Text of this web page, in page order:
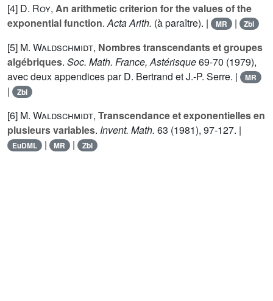
[4] D. Roy, An arithmetic criterion for the values of the
exponential function.Acta Arith. (à paraître). | MR | Zbl
[5] M. Waldschmidt, Nombres transcendants et groupes
algébriques. Soc. Math. France, Astérisque69-70 (1979),
avec deux appendices par D. Bertrand et J.-P. Serre. |
MR
| Zbl
[6] M. Waldschmidt, Transcendance et exponentielles en
plusieurs variables. Invent. Math. 63 (1981), 97-127. |
EuDML | MR | Zbl